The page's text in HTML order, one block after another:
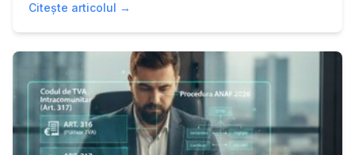
Citește articolul →